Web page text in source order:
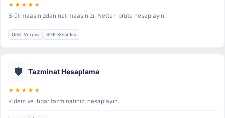
★★★★★
Brüt maaşınızdan net maaşınızı, Netten brüte hesaplayın.
Gelir Vergisi SGK Kesintisi
🛡️ Tazminat Hesaplama
★★★★★
Kıdem ve ihbar tazminatınızı hesaplayın.